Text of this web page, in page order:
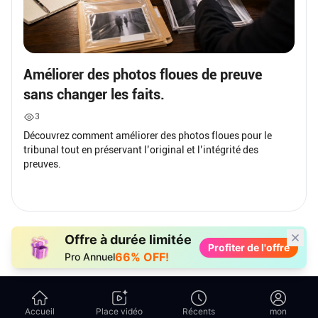
Améliorer des photos floues de preuve
sans changer les faits.
3
Découvrez comment améliorer des photos floues pour le
tribunal tout en préservant l’original et l’intégrité des
preuves.
Accueil Place vidéo Récents mon
Offre à durée limitée
Pro Annuel66% OFF!
Profiter de l'offre